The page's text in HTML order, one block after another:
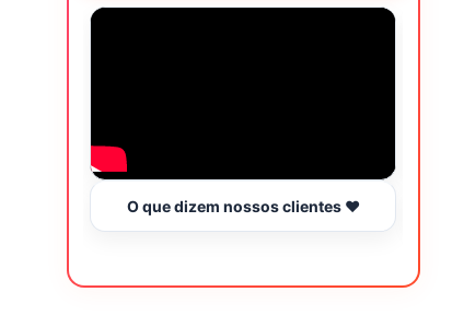
O que dizem nossos clientes ❤️